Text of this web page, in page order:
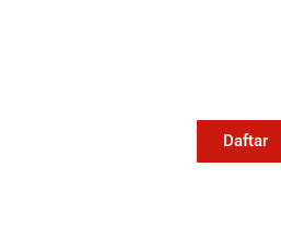
Daftar